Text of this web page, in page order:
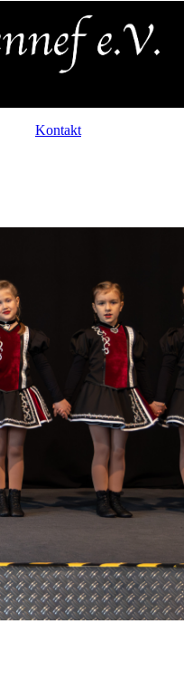
Kontakt